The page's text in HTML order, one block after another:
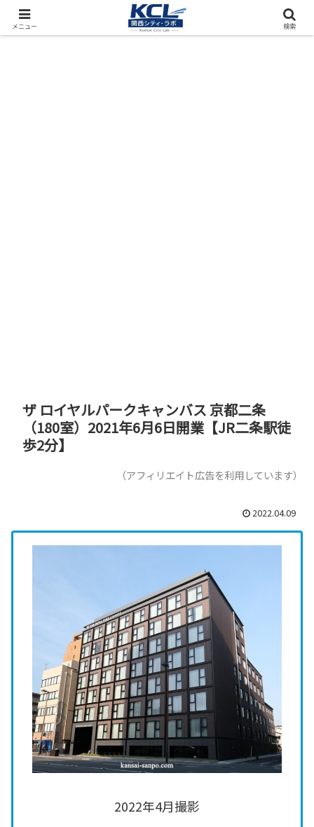
都市再開発をフィールド調査（累計アクセス数4000万PV）
ザ ロイヤルパークキャンバス 京都二条
（180室）2021年6月6日開業【JR二条駅徒
歩2分】
（アフィリエイト広告を利用しています）
2022.04.09
2022年4月撮影
メニュー 検索